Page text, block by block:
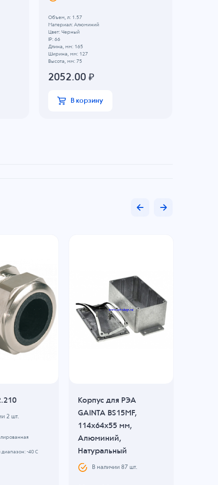
Объем, л: 1.57
Материал: Алюминий
Цвет: Черный
IP: 66
Длина, мм: 165
Ширина, мм: 127
Высота, мм: 75
2052.00 ₽
В корзину
2 шт.
-40 C
Корпус для РЭА
GAINTA BS15MF,
114x64x55 мм,
Алюминий,
Натуральный
В наличии87 шт.